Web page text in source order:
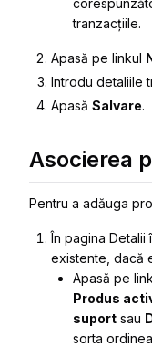
tranzacțiile.
Apasă pe linkul
Introdu detaliile
Apasă Salvare.
Asocierea
Pentru a adăuga
În pagina Detalii
existente, dacă
Apasă pe
Produs
suport sau
sorta